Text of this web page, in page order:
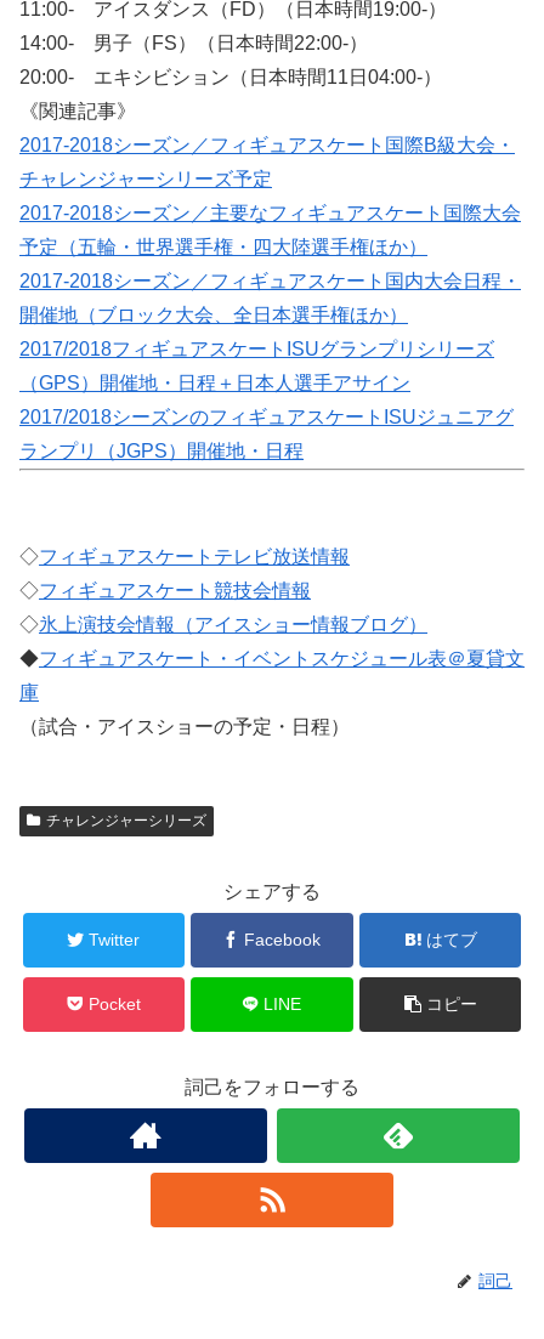
11:00- アイスダンス（FD）（日本時間19:00-）
14:00- 男子（FS）（日本時間22:00-）
20:00- エキシビション（日本時間11日04:00-）
《関連記事》
2017-2018シーズン／フィギュアスケート国際B級大会・
チャレンジャーシリーズ予定
2017-2018シーズン／主要なフィギュアスケート国際大会
予定（五輪・世界選手権・四大陸選手権ほか）
2017-2018シーズン／フィギュアスケート国内大会日程・
開催地（ブロック大会、全日本選手権ほか）
2017/2018フィギュアスケートISUグランプリシリーズ
（GPS）開催地・日程＋日本人選手アサイン
2017/2018シーズンのフィギュアスケートISUジュニアグ
ランプリ（JGPS）開催地・日程
◇フィギュアスケートテレビ放送情報
◇フィギュアスケート競技会情報
◇氷上演技会情報（アイスショー情報ブログ）
◆フィギュアスケート・イベントスケジュール表＠夏貸文
庫
（試合・アイスショーの予定・日程）
チャレンジャーシリーズ
シェアする
Twitter Facebook はてブ
Pocket LINE コピー
詞己をフォローする
詞己